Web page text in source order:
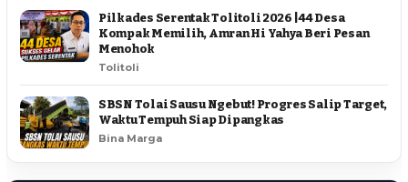
Pilkades Serentak Tolitoli 2026 | 44 Desa
Kompak Memilih, Amran Hi Yahya Beri Pesan
Menohok
Tolitoli
SBSN Tolai Sausu Ngebut! Progres Salip Target,
Waktu Tempuh Siap Dipangkas
Bina Marga